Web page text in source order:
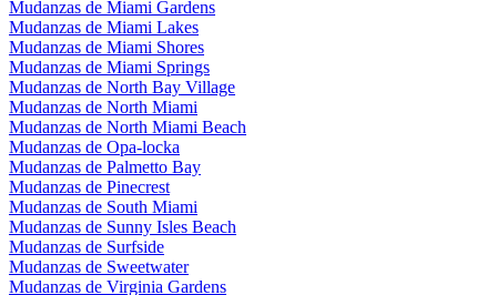
Mudanzas de Miami Gardens
Mudanzas de Miami Lakes
Mudanzas de Miami Shores
Mudanzas de Miami Springs
Mudanzas de North Bay Village
Mudanzas de North Miami
Mudanzas de North Miami Beach
Mudanzas de Opa-locka
Mudanzas de Palmetto Bay
Mudanzas de Pinecrest
Mudanzas de South Miami
Mudanzas de Sunny Isles Beach
Mudanzas de Surfside
Mudanzas de Sweetwater
Mudanzas de Virginia Gardens